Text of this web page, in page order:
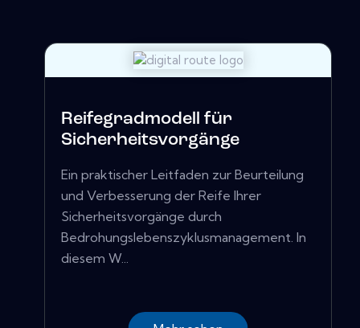
Reifegradmodell für
Sicherheitsvorgänge
Ein praktischer Leitfaden zur Beurteilung
und Verbesserung der Reife Ihrer
Sicherheitsvorgänge durch
Bedrohungslebenszyklusmanagement. In
diesem W...